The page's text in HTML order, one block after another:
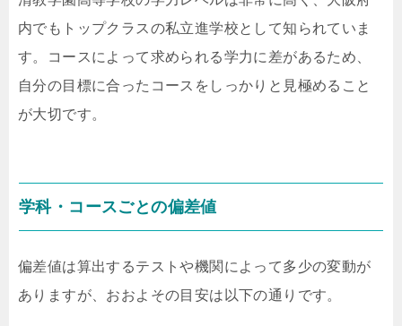
内でもトップクラスの私立進学校として知られていま
す。コースによって求められる学力に差があるため、
自分の目標に合ったコースをしっかりと見極めること
が大切です。
学科・コースごとの偏差値
偏差値は算出するテストや機関によって多少の変動が
ありますが、おおよその目安は以下の通りです。